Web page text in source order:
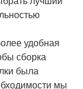
удобная
сборка
была
мы